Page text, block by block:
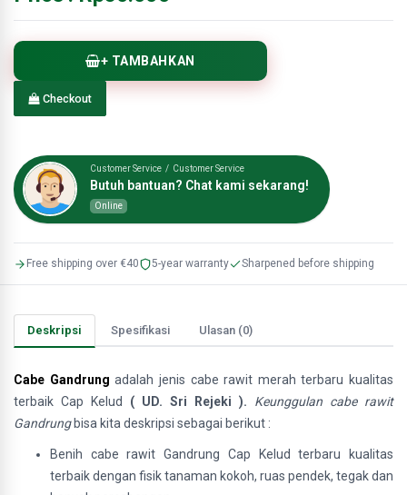
+ TAMBAHKAN
Checkout
Customer Service / Customer Service
Butuh bantuan? Chat kami sekarang!
Online
Free shipping over €40 5-year warranty Sharpened before shipping
Deskripsi Spesifikasi Ulasan (0)
Cabe Gandrung adalah jenis cabe rawit merah terbaru kualitas
terbaik Cap Kelud
( UD. Sri Rejeki ). Keunggulan cabe rawit
Gandrungbisa kita deskripsi sebagai berikut :
Benih cabe rawit Gandrung Cap Kelud terbaru kualitas
terbaik dengan fisik tanaman kokoh, ruas pendek, tegak dan